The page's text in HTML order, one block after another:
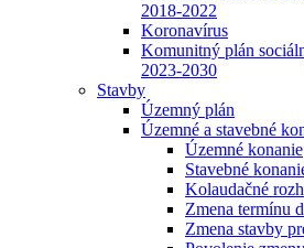
2018-2022
Koronavírus
Komunitný plán
2023-2030
Stavby
Územný plán
Územné a stavebné
Územné konanie
Stavebné
Kolaudačné
Zmena termínu
Zmena stavby